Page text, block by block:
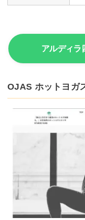
アルディラ
OJAS ホットヨガ